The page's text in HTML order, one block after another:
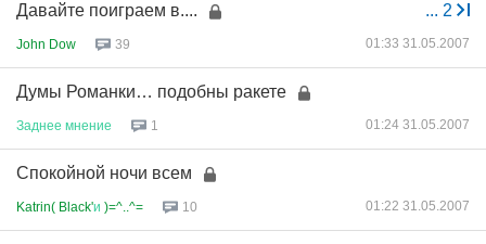
... 2
Давайте поиграем в....
John Dow 39 01:33 31.05.2007
Думы Романки… подобны ракете
Заднее мнение 1 01:24 31.05.2007
Спокойной ночи всем
Katrin( Black'и )=^..^= 10 01:22 31.05.2007